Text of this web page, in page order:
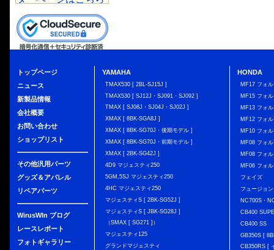
トップページ
ニュース
新製品情報
会社概要
お問い合わせ
ショップリスト
その他汎用パーツ
グッズ＆アパレル
リペアパーツ
WirusWIn ブログ
レースレポート
フォトギャラリー
YAMAHA
TMAX530 [ 2BL-SJ15J ]
TMAX530 [ SJ12J・SJ091・SJ092 ]
TMAX [ SJ08J・SJ04J・SJ02J ]
XMAX [ 8BK-SGA8J ]
XMAX [ 8BK-SG70J・後期モデル ]
XMAX [ 8BK-SG70J・前期モデル ]
XMAX [ 2BK-SG42J ]
4D9 マジェスティ250
5GM,5SJ マジェスティ250
4HC マジェスティ250
マジェスティS [ 2BK-SG52J ]
マジェスティS [ JBK-SG28J ]
（SMAX [ SG271 ]）
マジェスティ125
グランドマジェスティ
HONDA
MF17 フォ
MF15 フォ
MF13 フォ
MF12 フォ
MF10 フォ
MF08 フォ
MF08 フォ
MF06 フォ
フェイズ
フュージョン
NC700S・
CB400
CB400 SS
GB350S [
CB350RS [